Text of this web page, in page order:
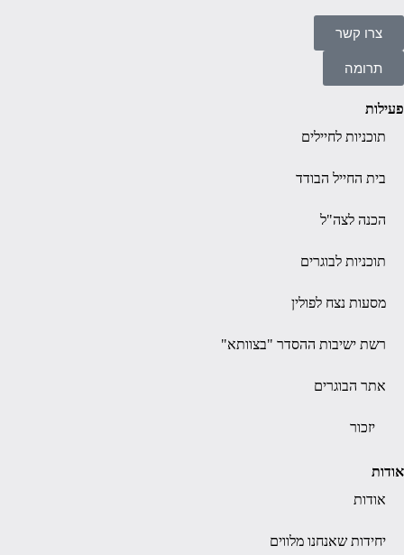
צרו קשר
תרומה
פעילות
תוכניות לחיילים
בית החייל הבודד
הכנה לצה"ל
תוכניות לבוגרים
מסעות נצח לפולין
רשת ישיבות ההסדר "בצוותא"
אתר הבוגרים
יזכור
אודות
אודות
יחידות שאנחנו מלווים